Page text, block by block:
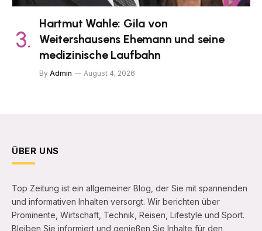
Hartmut Wahle: Gila von
Weitershausens Ehemann und seine
medizinische Laufbahn
By Admin August 4, 2026
ÜBER UNS
Top Zeitung ist ein allgemeiner Blog, der Sie mit spannenden
und informativen Inhalten versorgt. Wir berichten über
Prominente, Wirtschaft, Technik, Reisen, Lifestyle und Sport.
Bleiben Sie informiert und genießen Sie Inhalte für den